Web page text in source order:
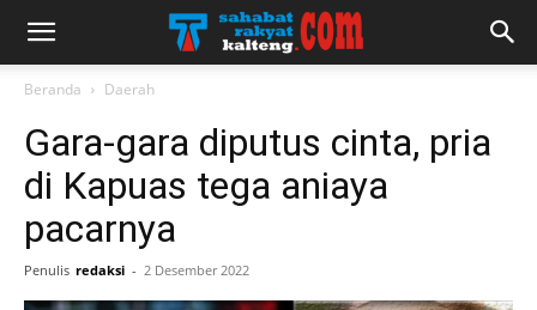
Beranda Daerah
Gara-gara diputus cinta, pria
di Kapuas tega aniaya
pacarnya
Penulis redaksi - 2 Desember 2022